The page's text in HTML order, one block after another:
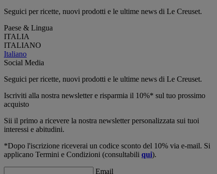
Seguici per ricette, nuovi prodotti e le ultime news di Le Creuset.
Paese & Lingua
ITALIA
ITALIANO
Italiano
Social Media
Seguici per ricette, nuovi prodotti e le ultime news di Le Creuset.
Iscriviti alla nostra newsletter e risparmia il 10%* sul tuo prossimo
acquisto
Sii il primo a ricevere la nostra newsletter personalizzata sui tuoi
interessi e abitudini.
*Dopo l'iscrizione riceverai un codice sconto del 10% via e-mail. Si
applicano Termini e Condizioni (consultabili qui).
Email